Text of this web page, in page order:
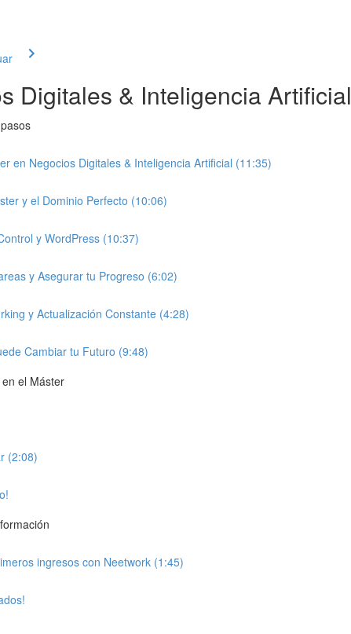
Digitales & Inteligencia Artificial
en Negocios Digitales & Inteligencia Artificial (11:35)
y el Dominio Perfecto (10:06)
y WordPress (10:37)
y Asegurar tu Progreso (6:02)
y Actualización Constante (4:28)
Cambiar tu Futuro (9:48)
el Máster
(2:08)
ingresos con Neetwork (1:45)